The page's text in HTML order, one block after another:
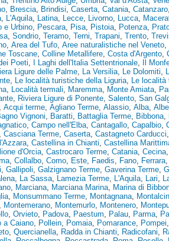
, Brescia, Brindisi, Caserta, Catania, Catanzaro,
, L'Aquila, Latina, Lecce, Livorno, Lucca,
e Urbino, Pescara, Pisa, Pistoia, Potenza,
, Sondrio, Teramo, Terni, Trapani, Trento,
, Area del Tufo, Aree naturalistiche nel Veneto,
Toscane, Colline Metallifere, Costa d'Argento,
Poeti, I Laghi dell'Italia Settentrionale, Il
Ligure delle Palme, La Versilia, Le Dolomiti,
, Le località turistiche della Liguria, Le località
, Località termali, Maremma, Monte Amiata,
, Riviera Ligure di Ponente, Salento, San
, Acqui terme, Agliano Terme, Alassio, Alba,
Vignoni, Baratti, Battaglia Terme, Bibbona,
, Campo nell'Elba, Cantagallo, Capalbio,
, Casciana Terme, Caserta, Castagneto Carducci,
, Castellina in Chianti, Castellina
d'Orcia, Castrocaro Terme, Catania, Cecina,
, Collalbo, Como, Este, Faedis, Fano, Ferrara,
, Gallipoli, Galzignano Terme, Gaverina Terme,
, La Sassa, Lamezia Terme, L'Aquila, Lari,
, Marciana, Marciana Marina, Marina di
, Monsummano Terme, Montagnana,
, Montemerano, Montemurlo, Montenero,
, Orvieto, Padova, Paestum, Palau, Parma,
a Caiano, Pollein, Pomaia, Pomarance, Pompei,
, Quercianella, Radda in Chianti, Radicofani,